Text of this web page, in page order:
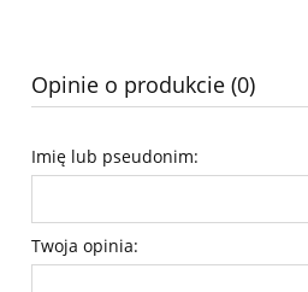
Opinie o produkcie (0)
Imię lub pseudonim:
Twoja opinia: